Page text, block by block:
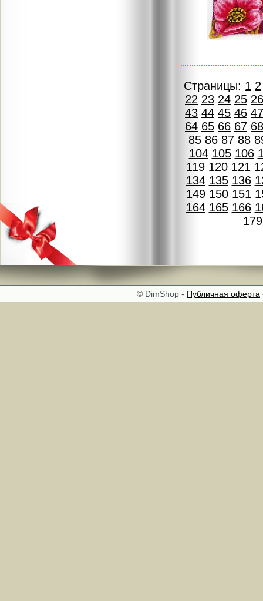
Страницы: 1 2
22 23 24 25 26
43 44 45 46 47
64 65 66 67 68
85 86 87 88
104 105 106
119 120 121
134 135 136
149 150 151
164 165 166
179
© DimShop - Публичная оферта